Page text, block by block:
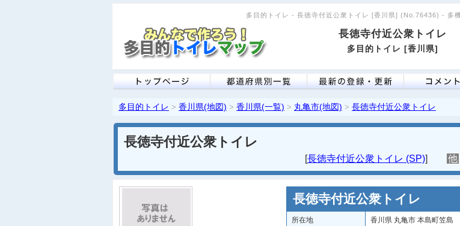
多目的トイレ - 長徳寺付近公衆トイレ [香川県] (No.76436) - 多
長徳寺付近公衆トイレ
多目的トイレ [香川県]
多目的トイレ > 香川県(地図) > 香川県(一覧) > 丸亀市(地図) > 長徳寺付近公衆トイレ
長徳寺付近公衆トイレ
[長徳寺付近公衆トイレ (SP)] 他
長徳寺付近公衆トイレ
所在地 香川県 丸亀市 本島町笠島